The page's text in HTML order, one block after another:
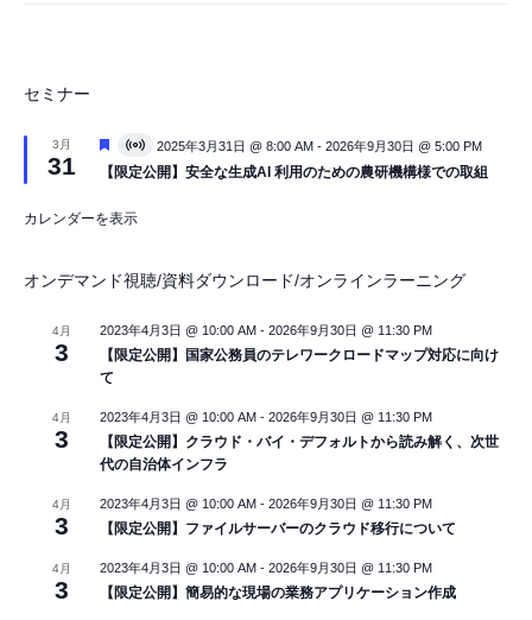
セミナー
3月
31
注
V
i
u
イ
ト
2025年3月31日 @ 8:00 AM - 2026年9月30日 @ 5:00 PM
【限定公開】安全な生成AI 利用のための農研機構様での取組
カレンダーを表示
オンデマンド視聴/資料ダウンロード/オンラインラーニング
4月
3
2023年4月3日 @ 10:00 AM - 2026年9月30日 @ 11:30 PM
【限定公開】国家公務員のテレワークロードマップ対応に向け
て
4月
3
2023年4月3日 @ 10:00 AM - 2026年9月30日 @ 11:30 PM
【限定公開】クラウド・バイ・デフォルトから読み解く、次世
代の自治体インフラ
4月
3
2023年4月3日 @ 10:00 AM - 2026年9月30日 @ 11:30 PM
【限定公開】ファイルサーバーのクラウド移行について
4月
3
2023年4月3日 @ 10:00 AM - 2026年9月30日 @ 11:30 PM
【限定公開】簡易的な現場の業務アプリケーション作成